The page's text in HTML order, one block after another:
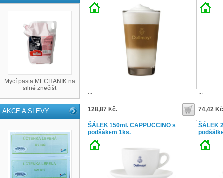
Mycí pasta MECHANIK na
silné znečišt
AKCE A SLEVY
...
128,87 Kč.
...
74,42
ŠÁLEK 150ml. CAPPUCCINO s
podšákem 1ks.
ŠÁLEK